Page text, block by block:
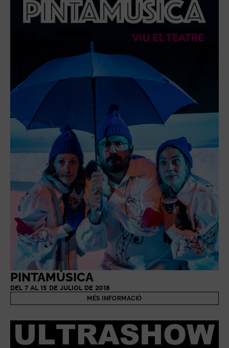
PINTAMÚSICA
DEL 7 AL 15 DE JULIOL DE 2018
MÉS INFORMACIÓ